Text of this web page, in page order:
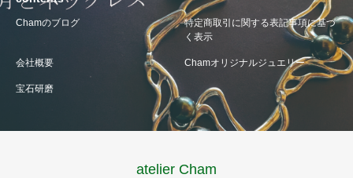
Chamのブログ
特定商取引に関する表記事項に基づ
く表示
会社概要 Chamオリジナルジュエリー
宝石研磨
atelier Cham